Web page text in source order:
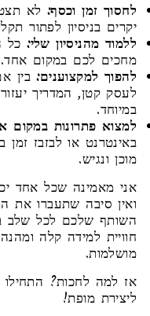
לחסוך זמן וכסף: לא
יקרים בניסיון לפתור
ללמוד מהניסיון שלי:כל
מחכים לכם במקום אחד.
להפוך למקצוענים:בין
לעסק קטן, המדריך
במיוחד.
למצוא פתרונות במקום
באינטרנט או לבזבז זמן
מוכן ונגיש.
אני מאמינה שכל אחד
ואין סיבה שתעברו את
השותף שלכם לכל שלב
חוויית למידה קלה
מושלמות.
אז למה לחכות?
ליצירת מופת!